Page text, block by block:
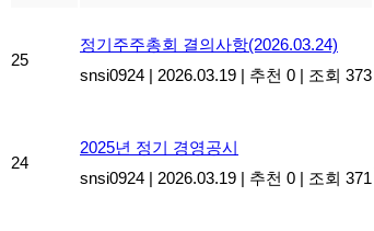
25
정기주주총회 결의사항(2026.03.24)
snsi0924 | 2026.03.19 | 추천 0 | 조회 373
24
2025년 정기 경영공시
snsi0924 | 2026.03.19 | 추천 0 | 조회 371